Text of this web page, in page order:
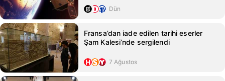
Dün
Fransa’dan iade edilen tarihi eserler
Şam Kalesi’nde sergilendi
7 Ağustos